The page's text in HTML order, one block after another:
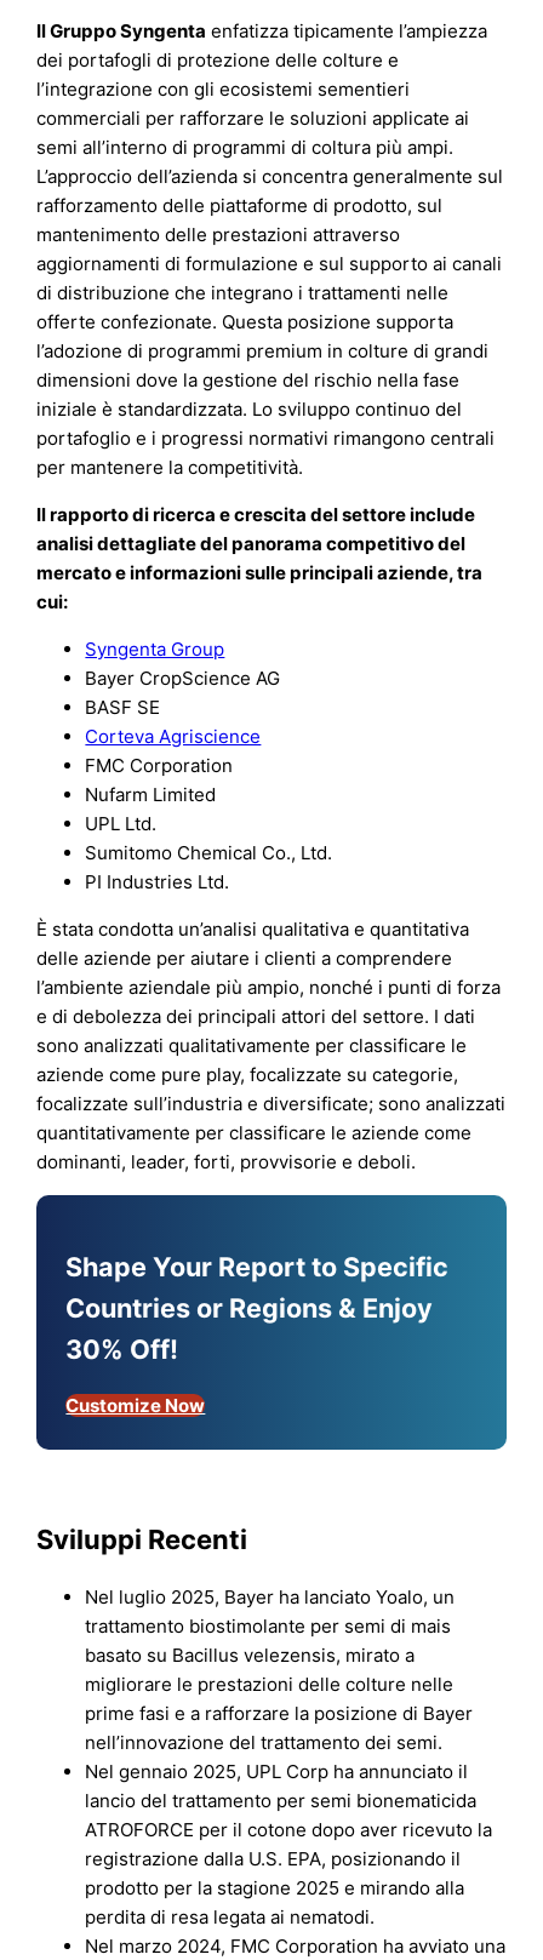
Il Gruppo Syngenta enfatizza tipicamente l’ampiezza
dei portafogli di protezione delle colture e
l’integrazione con gli ecosistemi sementieri
commerciali per rafforzare le soluzioni applicate ai
semi all’interno di programmi di coltura più ampi.
L’approccio dell’azienda si concentra generalmente sul
rafforzamento delle piattaforme di prodotto, sul
mantenimento delle prestazioni attraverso
aggiornamenti di formulazione e sul supporto ai canali
di distribuzione che integrano i trattamenti nelle
offerte confezionate. Questa posizione supporta
l’adozione di programmi premium in colture di grandi
dimensioni dove la gestione del rischio nella fase
iniziale è standardizzata. Lo sviluppo continuo del
portafoglio e i progressi normativi rimangono centrali
per mantenere la competitività.
Il rapporto di ricerca e crescita del settore include
analisi dettagliate del panorama competitivo del
mercato e informazioni sulle principali aziende, tra
cui:
Syngenta Group
Bayer CropScience AG
BASF SE
Corteva Agriscience
FMC Corporation
Nufarm Limited
UPL Ltd.
Sumitomo Chemical Co., Ltd.
PI Industries Ltd.
È stata condotta un’analisi qualitativa e quantitativa
delle aziende per aiutare i clienti a comprendere
l’ambiente aziendale più ampio, nonché i punti di forza
e di debolezza dei principali attori del settore. I dati
sono analizzati qualitativamente per classificare le
aziende come pure play, focalizzate su categorie,
focalizzate sull’industria e diversificate; sono analizzati
quantitativamente per classificare le aziende come
dominanti, leader, forti, provvisorie e deboli.
Shape Your Report to Specific
Countries or Regions & Enjoy
30% Off!
Customize Now
Sviluppi Recenti
Nel luglio 2025, Bayer ha lanciato Yoalo, un
trattamento biostimolante per semi di mais
basato su Bacillus velezensis, mirato a
migliorare le prestazioni delle colture nelle
prime fasi e a rafforzare la posizione di Bayer
nell’innovazione del trattamento dei semi.
Nel gennaio 2025, UPL Corp ha annunciato il
lancio del trattamento per semi bionematicida
ATROFORCE per il cotone dopo aver ricevuto la
registrazione dalla U.S. EPA, posizionando il
prodotto per la stagione 2025 e mirando alla
perdita di resa legata ai nematodi.
Nel marzo 2024, FMC Corporation ha avviato una